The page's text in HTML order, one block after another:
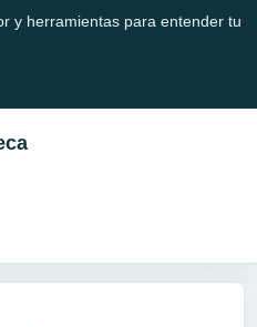
y herramientas para entender tu